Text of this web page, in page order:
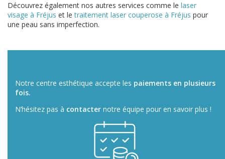
Découvrez également nos autres services comme le laser
visage à Fréjus et letraitement laser couperose à Fréjus pour
une peau sans imperfection.
Notre centre esthétique accepte les paiements en plusieurs
fois.
N’hésitez pas à contacter notre équipe pour en savoir plus !